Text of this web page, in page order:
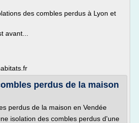
des combles perdus à Lyon et
avant...
perdus de la maison
perdus de la maison en Vendée
isolation des combles perdus d'une